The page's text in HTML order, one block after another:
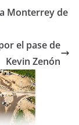
Monterrey de
el pase de
Kevin Zenón